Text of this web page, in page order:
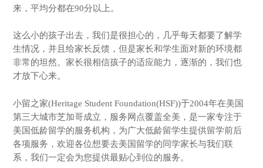
来，平均分都在90分以上。
这么小的孩子出去，我们是很担心的，几乎每天都要了解学
生情况，并且给家长反馈，但是家长和学生面对新的环境都
非常的坦然。家长很相信孩子的适应能力，逐渐的，我们也
才放下心来。
小留之家(Heritage Student Foundation(HSF))于2004年在美国
第三大城市芝加哥成立，服务网点覆盖全美，是一家专注于
美国低龄留学的服务机构，为广大低龄留学生提供留学前后
各项服务，欢迎各位想要去美国留学的同学家长与我们联
系，我们一定会为您提供最贴心到位的服务。